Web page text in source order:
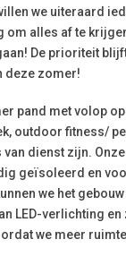
we uiteraard
om alles af te
De prioriteit
deze zomer!
pand met volop
outdoor fitness/
van dienst zijn.
geïsoleerd en
we het
LED-verlichting
we meer